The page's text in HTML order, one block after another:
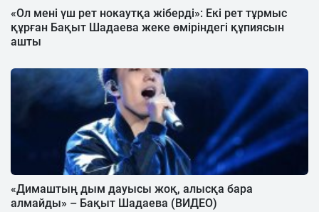
«Ол мені үш рет нокаутқа жіберді»: Екі рет тұрмыс
құрған Бақыт Шадаева жеке өміріндегі құпиясын
ашты
«Димаштың дым дауысы жоқ, алысқа бара
алмайды» – Бақыт Шадаева (ВИДЕО)